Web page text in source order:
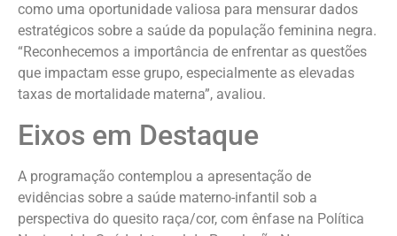
como uma oportunidade valiosa para mensurar dados
estratégicos sobre a saúde da população feminina negra.
“Reconhecemos a importância de enfrentar as questões
que impactam esse grupo, especialmente as elevadas
taxas de mortalidade materna”, avaliou.
Eixos em Destaque
A programação contemplou a apresentação de
evidências sobre a saúde materno-infantil sob a
perspectiva do quesito raça/cor, com ênfase na Política